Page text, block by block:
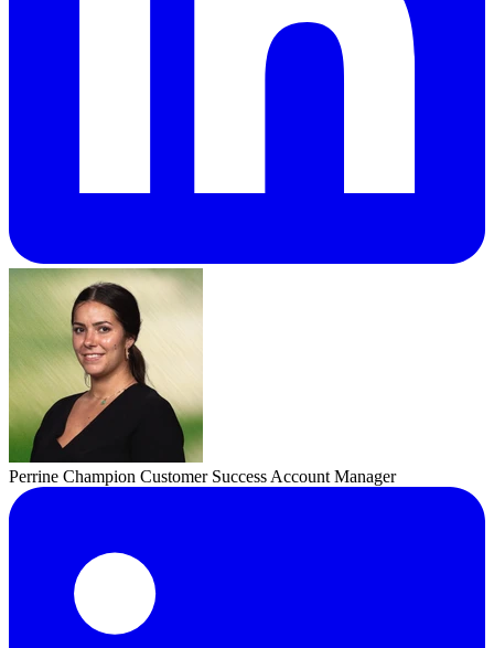
Perrine Champion Customer Success Account Manager